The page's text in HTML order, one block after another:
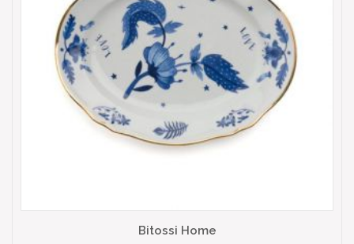
Bitossi Home